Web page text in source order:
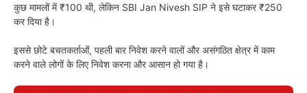
कुछ मामलों में ₹100 थी, लेकिन SBI Jan Nivesh SIP ने इसे घटाकर ₹250
कर दिया है।
इससे छोटे बचतकर्ताओं, पहली बार निवेश करने वालों और असंगठित क्षेत्र में काम
करने वाले लोगों के लिए निवेश करना और आसान हो गया है।